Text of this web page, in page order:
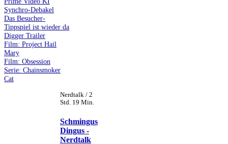
Synchro-Debakel
Das Besucher-
Tippspiel ist wieder da
Digger Trailer
Film: Project Hail
Mary
Film: Obsession
Serie: Chainsmoker
Cat
Nerdtalk / 2
Std. 19 Min.
Schmingus
Dingus -
Nerdtalk